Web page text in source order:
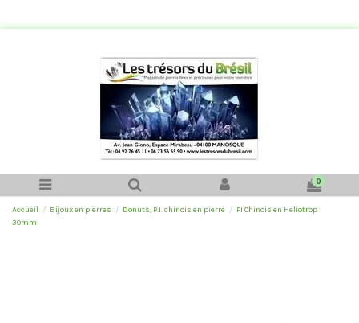
0
Accueil Bijoux en pierres Donuts, P.I. chinois en pierre
PI Chinois en Heliotrop
30mm